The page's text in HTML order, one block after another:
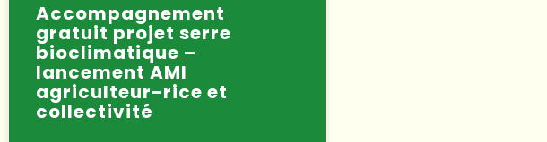
Accompagnement
gratuit projet serre
bioclimatique –
lancement AMI
agriculteur-rice et
collectivité